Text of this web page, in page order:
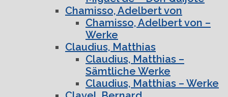
Chamisso, Adelbert von
Chamisso, Adelbert von –
Werke
Claudius, Matthias
Claudius, Matthias –
Sämtliche Werke
Claudius, Matthias – Werke